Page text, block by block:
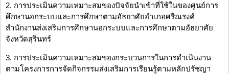
2. การประเมินความเหมาะสมของปัจจัยนำเข้าที่ใช้ในของศูนย์การ
ศึกษานอกระบบและการศึกษาตามอัธยาศัยอำเภอศรีณรงค์
สำนักงานส่งเสริมการศึกษานอกระบบและการศึกษาตามอัธยาศัย
จังหวัดสุรินทร์
3. การประเมินความเหมาะสมของกระบวนการในการดำเนินงาน
ตามโครงการการจัดกิจกรรมส่งเสริมการเรียนรู้ตามหลักปรัชญา